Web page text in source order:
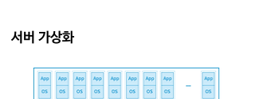
서버 가상화